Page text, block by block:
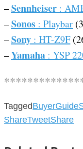
–Sennheiser :
–Sonos : Playbar
–Sony : HT-Z9F
–Yamaha : YSP
TaggedBuyerGuide
ShareTweetShare